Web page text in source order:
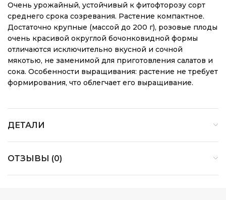
Очень урожайный, устойчивый к фитофторозу сорт
среднего срока созревания. Растение компактное.
Достаточно крупные (массой до 200 г), розовые плоды
очень красивой округлой бочонковидной формы
отличаются исключительно вкусной и сочной
мякотью, не заменимой для приготовления салатов и
сока. Особенности выращивания: растение не требует
формирования, что облегчает его выращивание.
ДЕТАЛИ
ОТЗЫВЫ (0)